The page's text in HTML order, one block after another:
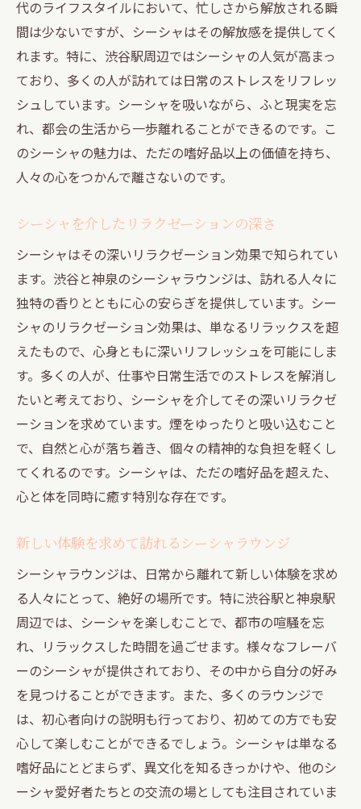
シーシャが作り出す非日常の雰囲気
都会の夜に潜むシーシャの魅力
渋谷駅の夜を彩るシーシャの魔法
神泉駅周辺で見つけるシーシャのある夜の癒し
神泉駅でのシーシャの癒し効果
夜の神泉で心休まるシーシャタイム
癒しを求める人々の集うシーシャスポット
神泉駅にあるシーシャでの癒し体験
シーシャの煙が繋ぐ渋谷と神泉のナイトライフ
シーシャが結ぶ渋谷と神泉の夜
ナイトライフを彩るシーシャの魅力
シーシャの煙がもたらす新しい出会い
渋谷と神泉の夜に広がるシーシャの輪
シーシャを介した都市間の交流
シーシャの煙が描く夜の風景
心地よいシーシャの香りと共に過ごす、渋谷と
香り高いシーシャが演出する夜の魅力
渋谷と神泉の夜に溶け込むシーシャの香り
シーシャの香りがもたらす心の安らぎ
夜を楽しむためのシーシャの選び方
シーシャと共に過ごすリラクゼーションの
夜
香りに包まれた渋谷と神泉の特別な夜
代のライフスタイルにおいて、忙しさから解放される瞬
間は少ないですが、シーシャはその解放感を提供してく
れます。特に、渋谷駅周辺ではシーシャの人気が高まっ
ており、多くの人が訪れては日常のストレスをリフレッ
シュしています。シーシャを吸いながら、ふと現実を忘
れ、都会の生活から一歩離れることができるのです。こ
のシーシャの魅力は、ただの嗜好品以上の価値を持ち、
人々の心をつかんで離さないのです。
シーシャを介したリラクゼーションの深さ
シーシャはその深いリラクゼーション効果で知られてい
ます。渋谷と神泉のシーシャラウンジは、訪れる人々に
独特の香りとともに心の安らぎを提供しています。シー
シャのリラクゼーション効果は、単なるリラックスを超
えたもので、心身ともに深いリフレッシュを可能にしま
す。多くの人が、仕事や日常生活でのストレスを解消し
たいと考えており、シーシャを介してその深いリラクゼ
ーションを求めています。煙をゆったりと吸い込むこと
で、自然と心が落ち着き、個々の精神的な負担を軽くし
てくれるのです。シーシャは、ただの嗜好品を超えた、
心と体を同時に癒す特別な存在です。
新しい体験を求めて訪れるシーシャラウンジ
シーシャラウンジは、日常から離れて新しい体験を求め
る人々にとって、絶好の場所です。特に渋谷駅と神泉駅
周辺では、シーシャを楽しむことで、都市の喧騒を忘
れ、リラックスした時間を過ごせます。様々なフレーバ
ーのシーシャが提供されており、その中から自分の好み
を見つけることができます。また、多くのラウンジで
は、初心者向けの説明も行っており、初めての方でも安
心して楽しむことができるでしょう。シーシャは単なる
嗜好品にとどまらず、異文化を知るきっかけや、他のシ
ーシャ愛好者たちとの交流の場としても注目されていま